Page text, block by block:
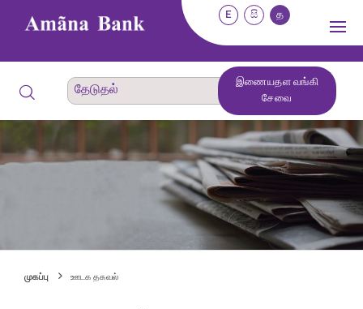
E සි த
இணையதள வங்கி
சேவை
முகப்பு ஊடக தகவல்